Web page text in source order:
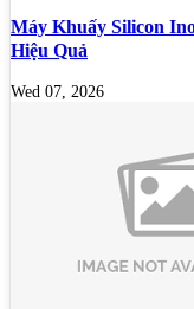
Máy Khuấy Silicon
Hiệu Quả
Wed 07, 2026